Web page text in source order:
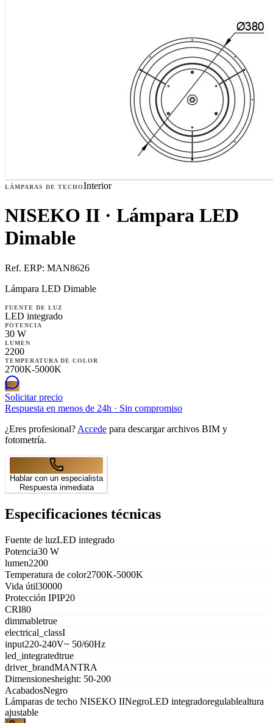
LÁMPARAS DE TECHOInterior
NISEKO II · Lámpara LED
Dimable
Ref. ERP: MAN8626
Lámpara LED Dimable
FUENTE DE LUZ
LED integrado
POTENCIA
30 W
LUMEN
2200
TEMPERATURA DE COLOR
2700K-5000K
Solicitar precio
Respuesta en menos de 24h · Sin compromiso
¿Eres profesional? Accede para descargar archivos BIM y
fotometría.
Hablar con un especialista
Respuesta inmediata
Especificaciones técnicas
Fuente de luzLED integrado
Potencia30 W
lumen2200
Temperatura de color2700K-5000K
Vida útil30000
Protección IPIP20
CRI80
dimmabletrue
electrical_classI
input220-240V~ 50/60Hz
led_integratedtrue
driver_brandMANTRA
Dimensionesheight: 50-200
AcabadosNegro
Lámparas de techo NISEKO IINegroLED integradoregulablealtura
ajustable